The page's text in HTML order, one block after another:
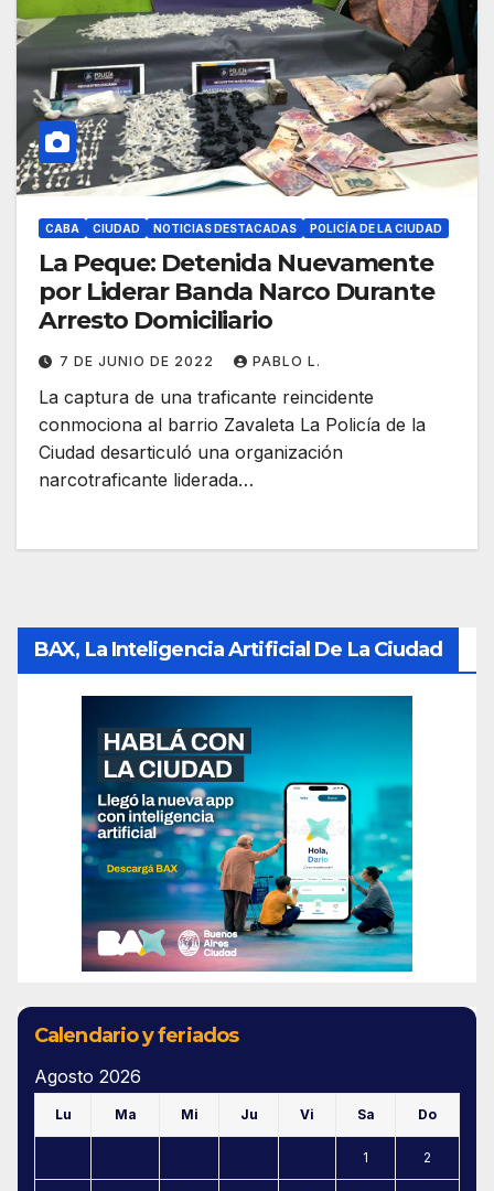
CABA CIUDAD NOTICIAS DESTACADAS POLICÍA DE LA CIUDAD
La Peque: Detenida Nuevamente
por Liderar Banda Narco Durante
Arresto Domiciliario
7 DE JUNIO DE 2022 PABLO L.
La captura de una traficante reincidente
conmociona al barrio Zavaleta La Policía de la
Ciudad desarticuló una organización
narcotraficante liderada…
BAX, La Inteligencia Artificial De La Ciudad
Calendario y feriados
Agosto 2026
Lu Ma Mi Ju Vi Sa Do
1 2